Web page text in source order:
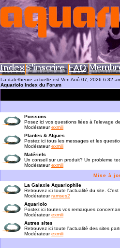
La date/heure actuelle est Ven Aoû 07, 2026 6:32
Aquariolo Index du Forum
Poissons
Posez ici vos questions liées à l'elevage
Modérateurexmili
Plantes & Algues
Postez ici tous les messages et les
Modérateurexmili
Matériels
Un conseil sur un produit? Un probleme
Modérateurexmili
Mise à
La Galaxie Aquariophile
Retrouvez ici toute l'actualité du site.
Modérateurramses2
Aquariolo
Postez ici toutes vos remarques
Modérateurexmili
Autres sites
Retrouvez ici toute l'actualité des sites
Modérateurexmili